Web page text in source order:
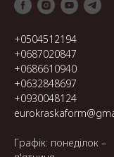
+0504512194
+0687020847
+0686610940
+0632848697
+0930048124
Графік: понеділок –